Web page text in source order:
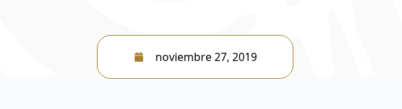
noviembre 27, 2019